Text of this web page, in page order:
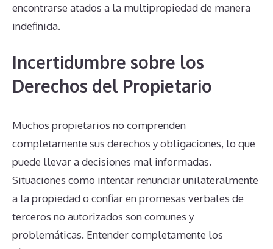
encontrarse atados a la multipropiedad de manera
indefinida.
Incertidumbre sobre los
Derechos del Propietario
Muchos propietarios no comprenden
completamente sus derechos y obligaciones, lo que
puede llevar a decisiones mal informadas.
Situaciones como intentar renunciar unilateralmente
a la propiedad o confiar en promesas verbales de
terceros no autorizados son comunes y
problemáticas. Entender completamente los